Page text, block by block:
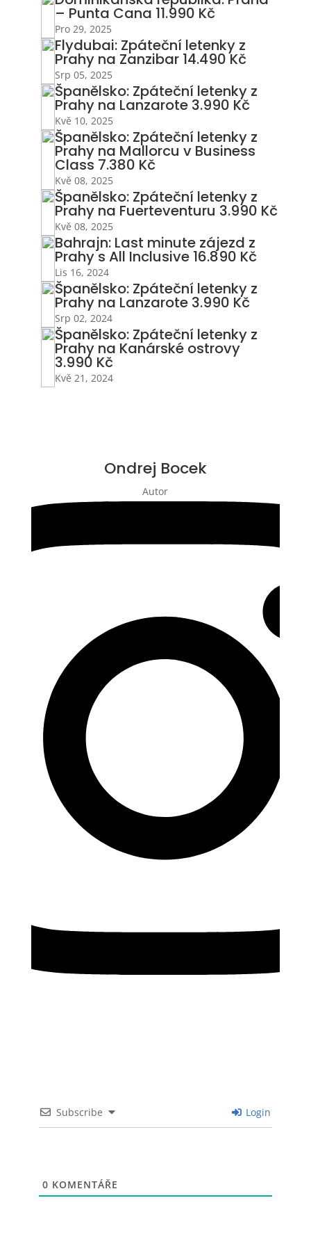
– Punta Cana 11.990 Kč
Pro 29, 2025
Flydubai: Zpáteční letenky z
Prahy na Zanzibar 14.490 Kč
Srp 05, 2025
Španělsko: Zpáteční letenky z
Prahy na Lanzarote 3.990 Kč
Kvě 10, 2025
Španělsko: Zpáteční letenky z
Prahy na Mallorcu v Business
Class 7.380 Kč
Kvě 08, 2025
Španělsko: Zpáteční letenky z
Prahy na Fuerteventuru 3.990 Kč
Kvě 08, 2025
Bahrajn: Last minute zájezd z
Prahy s All Inclusive 16.890 Kč
Lis 16, 2024
Španělsko: Zpáteční letenky z
Prahy na Lanzarote 3.990 Kč
Srp 02, 2024
Španělsko: Zpáteční letenky z
Prahy na Kanárské ostrovy
3.990 Kč
Kvě 21, 2024
Ondrej Bocek
Autor
Subscribe Login
0 KOMENTÁŘE